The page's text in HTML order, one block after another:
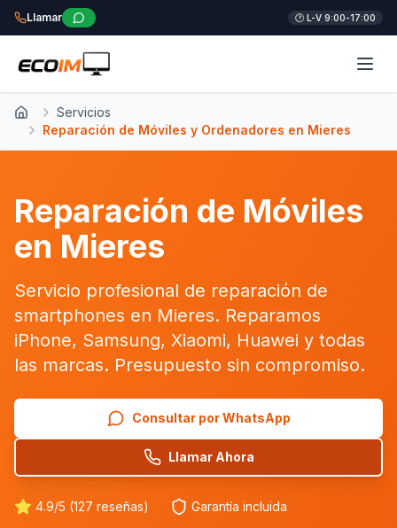
Llamar 🕐 L-V 9:00-17:00
Inicio
Servicios
Reparación de Móviles y Ordenadores en Mieres
Reparación de Móviles
en Mieres
Servicio profesional de reparación de
smartphones en Mieres. Reparamos
iPhone, Samsung, Xiaomi, Huawei y todas
las marcas. Presupuesto sin compromiso.
Consultar por WhatsApp
Llamar Ahora
4.9/5 (127 reseñas) Garantía incluida